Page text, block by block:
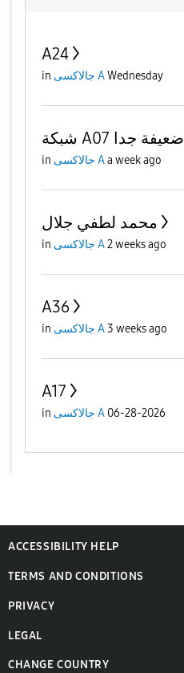
A24
in جالاكسى AWednesday
شبكة A07 ضعيفة جدا
in جالاكسى Aa week ago
محمد لطفي جلال
in جالاكسى A2 weeks ago
A36
in جالاكسى A3 weeks ago
A17
in جالاكسى A 06-28-2026
ACCESSIBILITY HELP
TERMS AND CONDITIONS
PRIVACY
LEGAL
CHANGE COUNTRY